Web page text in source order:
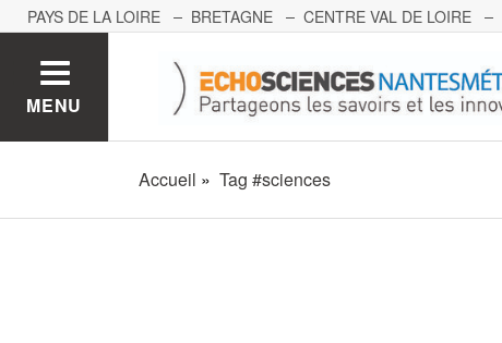
PAYS DE LA LOIRE BRETAGNE CENTRE VAL DE LOIRE
MENU
Accueil Tag #sciences